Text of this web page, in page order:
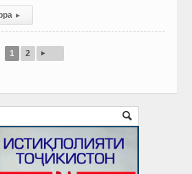
▸
1 2 ▸